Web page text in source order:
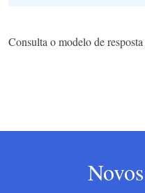
Consulta o modelo de